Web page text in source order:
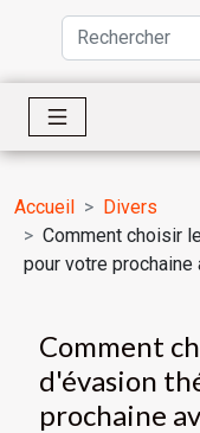
Accueil
Divers
Comment choisir
pour votre prochaine
Comment
d'évasion
prochaine